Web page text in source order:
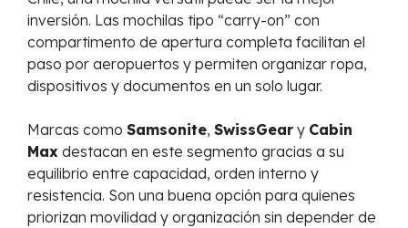
inversión. Las mochilas tipo “carry-on” con
compartimento de apertura completa facilitan el
paso por aeropuertos y permiten organizar ropa,
dispositivos y documentos en un solo lugar.
Marcas como Samsonite, SwissGear y Cabin
Max destacan en este segmento gracias a su
equilibrio entre capacidad, orden interno y
resistencia. Son una buena opción para quienes
priorizan movilidad y organización sin depender de